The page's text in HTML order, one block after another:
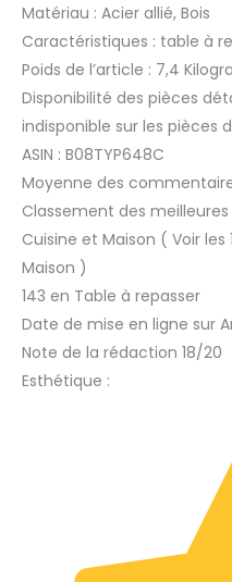
Matériau : Acier allié, Bois
Caractéristiques : table à
Poids de l’article : 7,4
Disponibilité des pièces
indisponible sur les pièces
ASIN : B08TYP648C
Moyenne des
Classement des meilleures
Cuisine et Maison ( Voir
Maison )
143 en Table à repasser
Date de mise en ligne sur
Note de la rédaction 18/20
Esthétique :